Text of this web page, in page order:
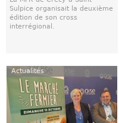
Sulpice organisait la deuxième
édition de son cross
interrégional.
Actualités